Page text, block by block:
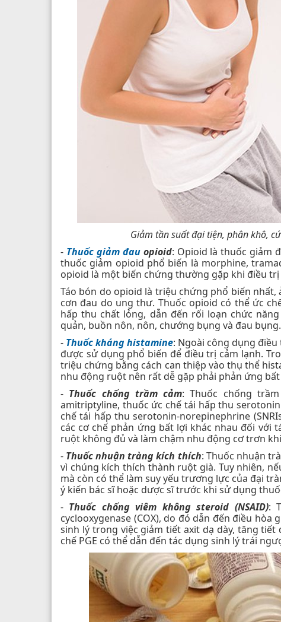
Giảm tần suất đại tiện, phân khô,
- Thuốc giảm đauopioid: Opioid là thuốc giảm
thuốc giảm opioid phổ biến là morphine,
opioid là một biến chứng thường gặp khi điều
Táo bón do opioid là triệu chứng phổ biến
cơn đau do ung thư. Thuốc opioid có thể ức
hấp thu chất lỏng, dẫn đến rối loạn chức
quản, buồn nôn, nôn, chướng bụng và đau bụng.
- Thuốc kháng histamine: Ngoài công dụng
được sử dụng phổ biến để điều trị cảm lạnh.
triệu chứng bằng cách can thiệp vào thụ thể
nhu động ruột nên rất dễ gặp phải phản ứng
- Thuốc chống trầm cảm: Thuốc chống
amitriptyline, thuốc ức chế tái hấp thu
chế tái hấp thu serotonin-norepinephrine
các cơ chế phản ứng bất lợi khác nhau đối với
ruột không đủ và làm chậm nhu động cơ trơn
- Thuốc nhuận tràng kích thích: Thuốc nhuận
vì chúng kích thích thành ruột già. Tuy nhiên,
mà còn có thể làm suy yếu trương lực của đại
ý kiến bác sĩ hoặc dược sĩ trước khi sử dụng
- Thuốc chống viêm không steroid (NSAID):
cyclooxygenase (COX), do đó dẫn đến điều hòa
sinh lý trong việc giảm tiết axit dạ dày, tăng
chế PGE có thể dẫn đến tác dụng sinh lý trái